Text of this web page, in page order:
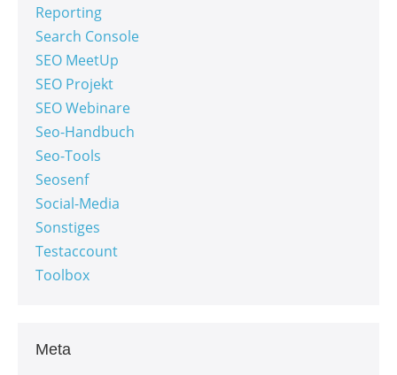
Reporting
Search Console
SEO MeetUp
SEO Projekt
SEO Webinare
Seo-Handbuch
Seo-Tools
Seosenf
Social-Media
Sonstiges
Testaccount
Toolbox
Meta